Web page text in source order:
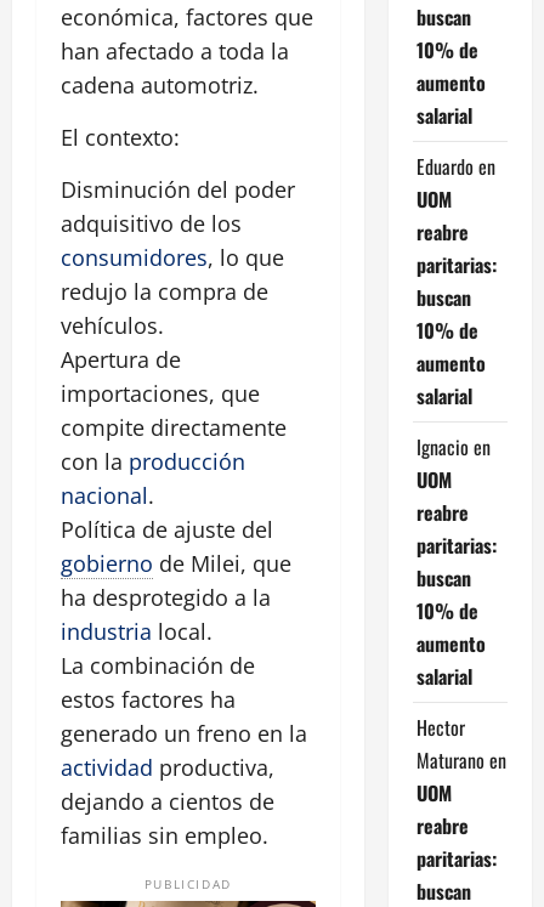
económica, factores que
han afectado a toda la
cadena automotriz.
El contexto:
Disminución del poder
adquisitivo de los
consumidores, lo que
redujo la compra de
vehículos.
Apertura de
importaciones, que
compite directamente
con la producción
nacional.
Política de ajuste del
gobierno de Milei, que
ha desprotegido a la
industria local.
La combinación de
estos factores ha
generado un freno en la
actividad productiva,
dejando a cientos de
familias sin empleo.
PUBLICIDAD
buscan
10% de
aumento
salarial
Eduardo en
UOM
reabre
paritarias:
buscan
10% de
aumento
salarial
Ignacio en
UOM
reabre
paritarias:
buscan
10% de
aumento
salarial
Hector
Maturano en
UOM
reabre
paritarias:
buscan